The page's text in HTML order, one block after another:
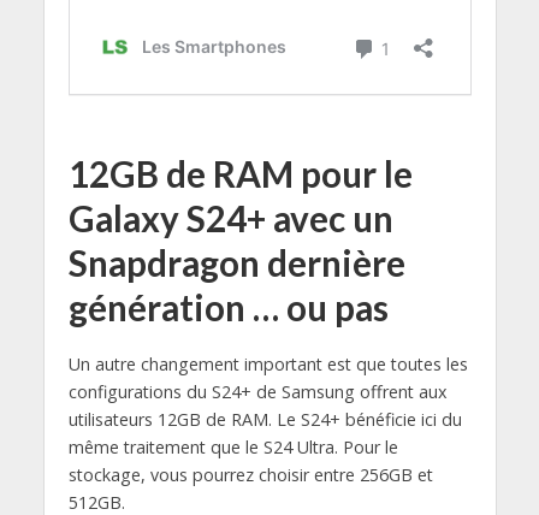
12GB de RAM pour le
Galaxy S24+ avec un
Snapdragon dernière
génération … ou pas
Un autre changement important est que toutes les
configurations du S24+ de Samsung offrent aux
utilisateurs 12GB de RAM. Le S24+ bénéficie ici du
même traitement que le S24 Ultra. Pour le
stockage, vous pourrez choisir entre 256GB et
512GB.